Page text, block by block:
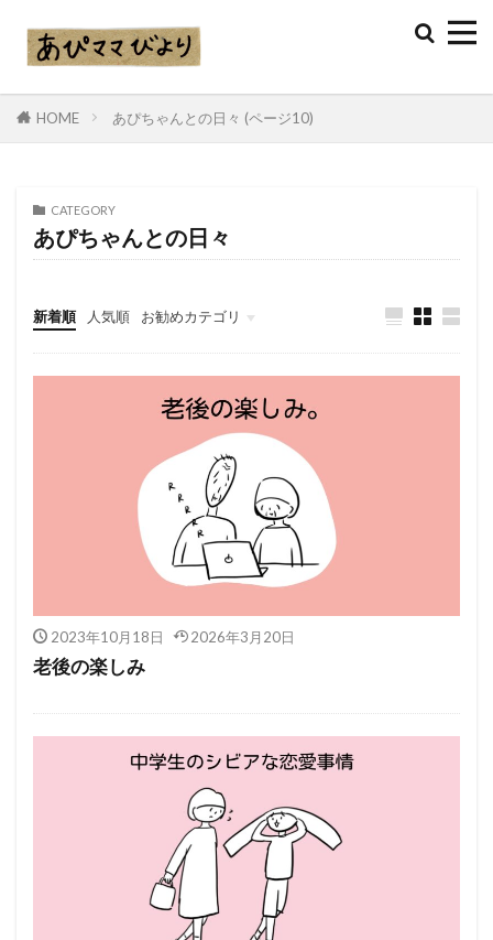
HOME あぴちゃんとの日々 (ページ10)
CATEGORY
あぴちゃんとの日々
新着順 人気順 お勧めカテゴリ
2023年10月18日 2026年3月20日
老後の楽しみ